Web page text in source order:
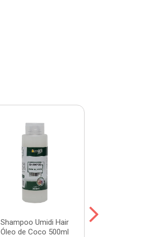
Shampoo Umidi Hair
Óleo de Coco 500ml